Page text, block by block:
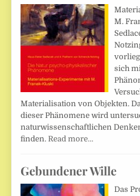
M.
sich
Materialisation von Objekten.
dieser Phänomene wird
naturwissenschaftlichen
finden.Read more…
Gebundener Wille
Das